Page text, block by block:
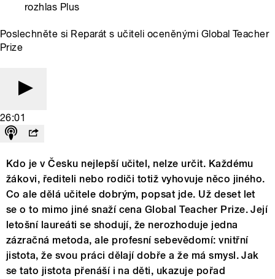
rozhlas Plus
Poslechněte si Reparát s učiteli oceněnými Global Teacher
Prize
26:01
Kdo je v Česku nejlepší učitel, nelze určit. Každému
žákovi, řediteli nebo rodiči totiž vyhovuje něco jiného.
Co ale dělá učitele dobrým, popsat jde. Už deset let
se o to mimo jiné snaží cena Global Teacher Prize. Její
letošní laureáti se shodují, že nerozhoduje jedna
zázračná metoda, ale profesní sebevědomí: vnitřní
jistota, že svou práci dělají dobře a že má smysl. Jak
se tato jistota přenáší i na děti, ukazuje pořad